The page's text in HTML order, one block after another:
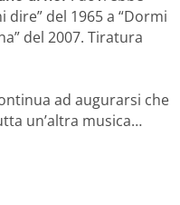
dire” del 1965 a “Dormi
del 2007. Tiratura
ad augurarsi che
un’altra musica…